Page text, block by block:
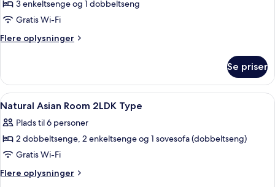
Comfort
Japanese-
western
view,
Non-
smoking
(Comfort
Room
(B
2nd-
3 enkeltsenge og 1 dobbeltseng
Gratis Wi-Fi
Flere oplysninger
Flere
Japanese-
western
room,
view,
Non-
(Comfort
Room
(B
Se priser
Indlæs
alle
billeder
af
Natural
Asian
15
Natural Asian Room 2LDK Type
Plads til 6 personer
2 dobbeltsenge, 2 enkeltsenge og 1 sovesofa (dobbeltseng)
Gratis Wi-Fi
Flere oplysninger
Flere